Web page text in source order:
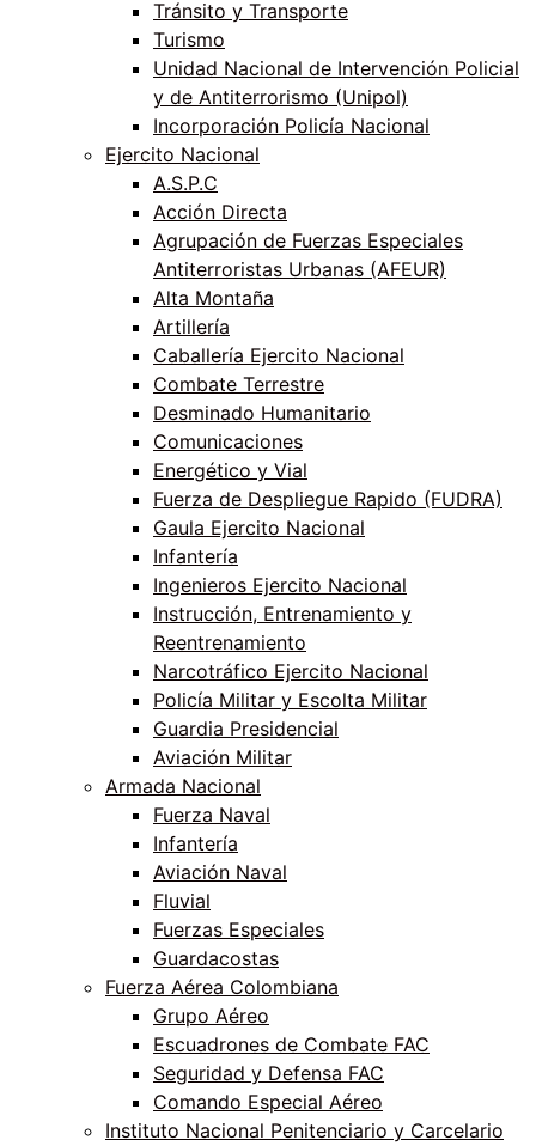
Tránsito y Transporte
Turismo
Unidad Nacional de Intervención Policial
y de Antiterrorismo (Unipol)
Incorporación Policía Nacional
Ejercito Nacional
A.S.P.C
Acción Directa
Agrupación de Fuerzas Especiales
Antiterroristas Urbanas (AFEUR)
Alta Montaña
Artillería
Caballería Ejercito Nacional
Combate Terrestre
Desminado Humanitario
Comunicaciones
Energético y Vial
Fuerza de Despliegue Rapido (FUDRA)
Gaula Ejercito Nacional
Infantería
Ingenieros Ejercito Nacional
Instrucción, Entrenamiento y
Reentrenamiento
Narcotráfico Ejercito Nacional
Policía Militar y Escolta Militar
Guardia Presidencial
Aviación Militar
Armada Nacional
Fuerza Naval
Infantería
Aviación Naval
Fluvial
Fuerzas Especiales
Guardacostas
Fuerza Aérea Colombiana
Grupo Aéreo
Escuadrones de Combate FAC
Seguridad y Defensa FAC
Comando Especial Aéreo
Instituto Nacional Penitenciario y Carcelario